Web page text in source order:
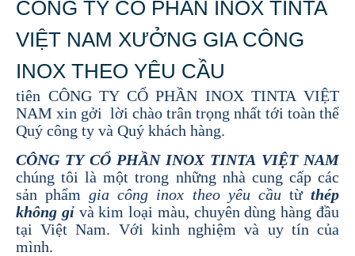
CÔNG TY CỔ PHẦN INOX TINTA
VIỆT NAM XƯỞNG GIA CÔNG
INOX THEO YÊU CẦU
CÔNG TY CỔ PHẦN INOX TINTA VIỆT NAM GIA CÔNG
Gia công inox theo yêu cầu tại TPHCM. Trước
tiên CÔNG TY CỔ PHẦN INOX TINTA VIỆT
NAM xin gởi lời chào trân trọng nhất tới toàn thể
Quý công ty và Quý khách hàng.
CÔNG TY CỔ PHẦN INOX TINTA VIỆT NAM
chúng tôi là một trong những nhà cung cấp các
sản phẩmgia công inox theo yêu cầutừthép
không gỉvà kim loại màu, chuyên dùng hàng đầu
tại Việt Nam. Với kinh nghiệm và uy tín của
mình.